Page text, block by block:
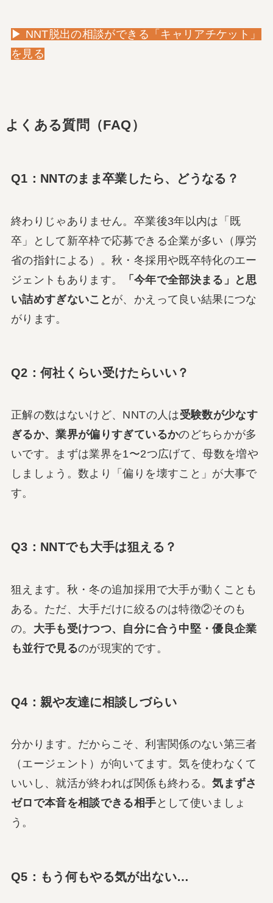
▶ NNT脱出の相談ができる「キャリアチケット」
を見る
よくある質問（FAQ）
Q1：NNTのまま卒業したら、どうなる？
終わりじゃありません。卒業後3年以内は「既
卒」として新卒枠で応募できる企業が多い（厚労
省の指針による）。秋・冬採用や既卒特化のエー
ジェントもあります。
「今年で全部決まる」と思
い詰めすぎないこと が、かえって良い結果につな
がります。
Q2：何社くらい受けたらいい？
正解の数はないけど、NNTの人は受験数が少なす
ぎるか、業界が偏りすぎているかのどちらかが多
いです。まずは業界を1〜2つ広げて、母数を増や
しましょう。数より「偏りを壊すこと」が大事で
す。
Q3：NNTでも大手は狙える？
狙えます。秋・冬の追加採用で大手が動くことも
ある。ただ、大手だけに絞るのは特徴②そのも
の。 大手も受けつつ、自分に合う中堅・優良企業
も並行で見るのが現実的です。
Q4：親や友達に相談しづらい
分かります。だからこそ、利害関係のない第三者
（エージェント）が向いてます。気を使わなくて
いいし、就活が終われば関係も終わる。気まずさ
ゼロで本音を相談できる相手 として使いましょ
う。
Q5：もう何もやる気が出ない…